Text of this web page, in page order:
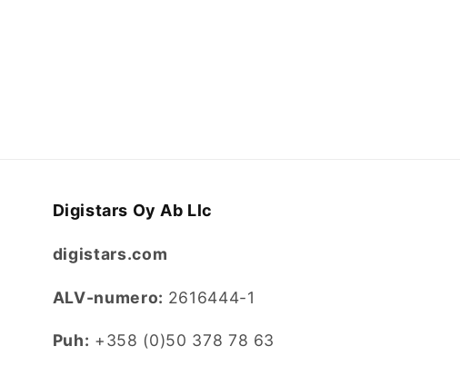
Digistars Oy Ab Llc
digistars.com
ALV-numero: 2616444-1
Puh: +358 (0)50 378 78 63